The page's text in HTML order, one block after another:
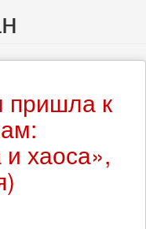
пришла к
хаоса»,